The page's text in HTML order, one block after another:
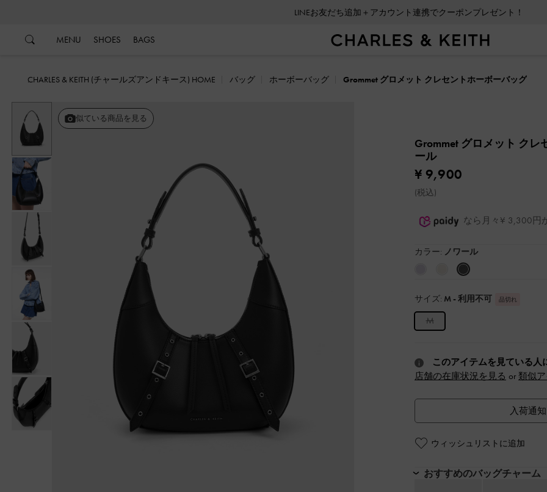
LINEお友だち追加＋アカウント連携でクーポンプレゼント！
MENU SHOES BAGS
CHARLES & KEITH (チャールズアンドキース) HOME バッグ ホーボーバッグ Grommet グロメット クレセントホーボーバッグ
似ている商品を見る
Grommet グロメット ク
ール
¥ 9,900
(税込)
なら月々¥ 3,300円
カラー: ノワール
サイズ: M - 利用不可 品切れ
M
このアイテムを見ている人
店舗の在庫状況を見る or 類似
入荷通
ウィッシュリストに追加
おすすめのバッグチャーム